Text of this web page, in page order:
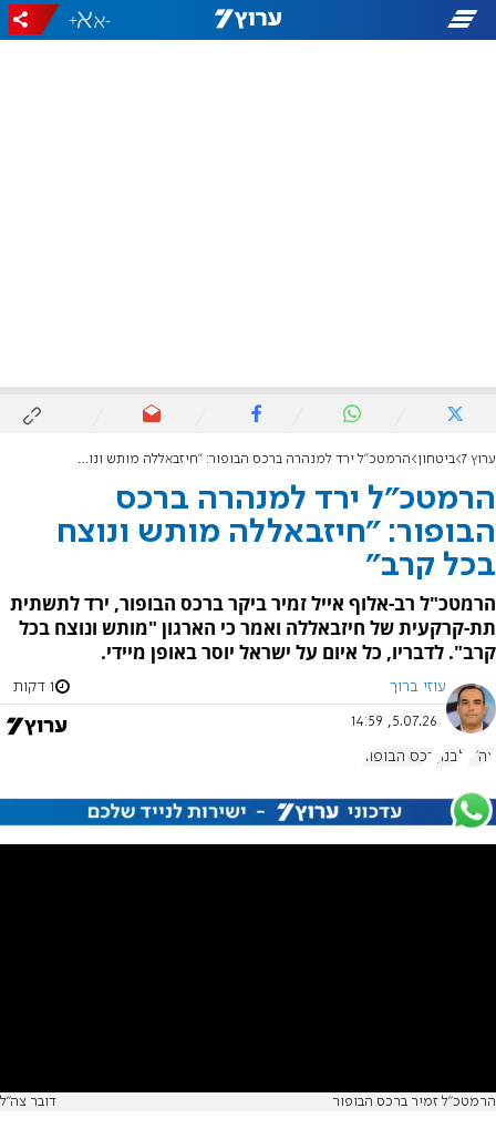
-
+
ערוץ 7 ביטחון הרמטכ"ל ירד למנהרה ברכס הבופור: "חיזבאללה מותש ונוצח בכל קרב"
הרמטכ"ל ירד למנהרה ברכס
הבופור: "חיזבאללה מותש ונוצח
בכל קרב"
הרמטכ"ל רב-אלוף אייל זמיר ביקר ברכס הבופור, ירד לתשתית
תת-קרקעית של חיזבאללה ואמר כי הארגון "מותש ונוצח בכל
קרב". לדבריו, כל איום על ישראל יוסר באופן מיידי.
עוזי ברוך 1 דקות
5.07.26, 14:59
צה"ל לבנון רכס הבופור
הרמטכ"ל זמיר ברכס הבופור דובר צה"ל